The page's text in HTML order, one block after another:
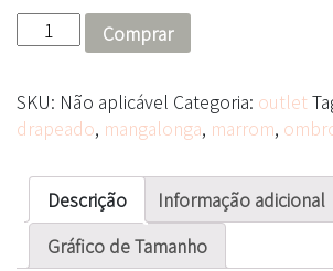
Blusa
Clea
28029
quantidade
Comprar
SKU: Não aplicável Categoria: outlet
drapeado, mangalonga, marrom,
Descrição
Informação adicional
Gráfico de Tamanho